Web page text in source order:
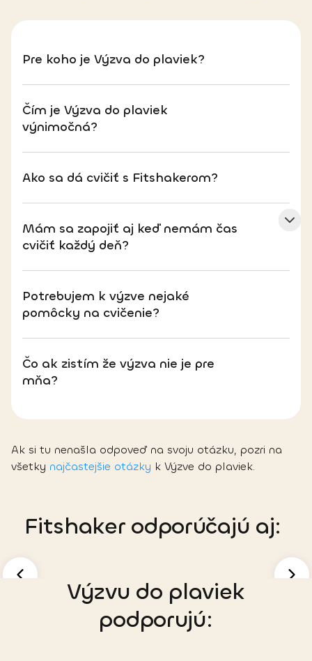
Pre koho je Výzva do plaviek?
Čím je Výzva do plaviek
výnimočná?
Ako sa dá cvičiť s Fitshakerom?
Mám sa zapojiť aj keď nemám čas
cvičiť každý deň?
Potrebujem k výzve nejaké
pomôcky na cvičenie?
Čo ak zistím že výzva nie je pre
mňa?
Ak si tu nenašla odpoveď na svoju otázku, pozri na
všetky najčastejšie otázky k Výzve do plaviek.
Fitshaker odporúčajú aj:
Výzvu do plaviek
podporujú: